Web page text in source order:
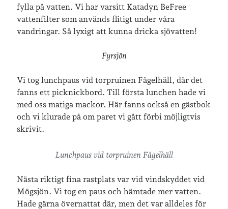
fylla på vatten. Vi har varsitt Katadyn BeFree
vattenfilter som används flitigt under våra
vandringar. Så lyxigt att kunna dricka sjövatten!
Fyrsjön
Vi tog lunchpaus vid torpruinen Fågelhäll, där det
fanns ett picknickbord. Till första lunchen hade vi
med oss matiga mackor. Här fanns också en gästbok
och vi klurade på om paret vi gått förbi möjligtvis
skrivit.
Lunchpaus vid torpruinen Fågelhäll
Nästa riktigt fina rastplats var vid vindskyddet vid
Mögsjön. Vi tog en paus och hämtade mer vatten.
Hade gärna övernattat där, men det var alldeles för